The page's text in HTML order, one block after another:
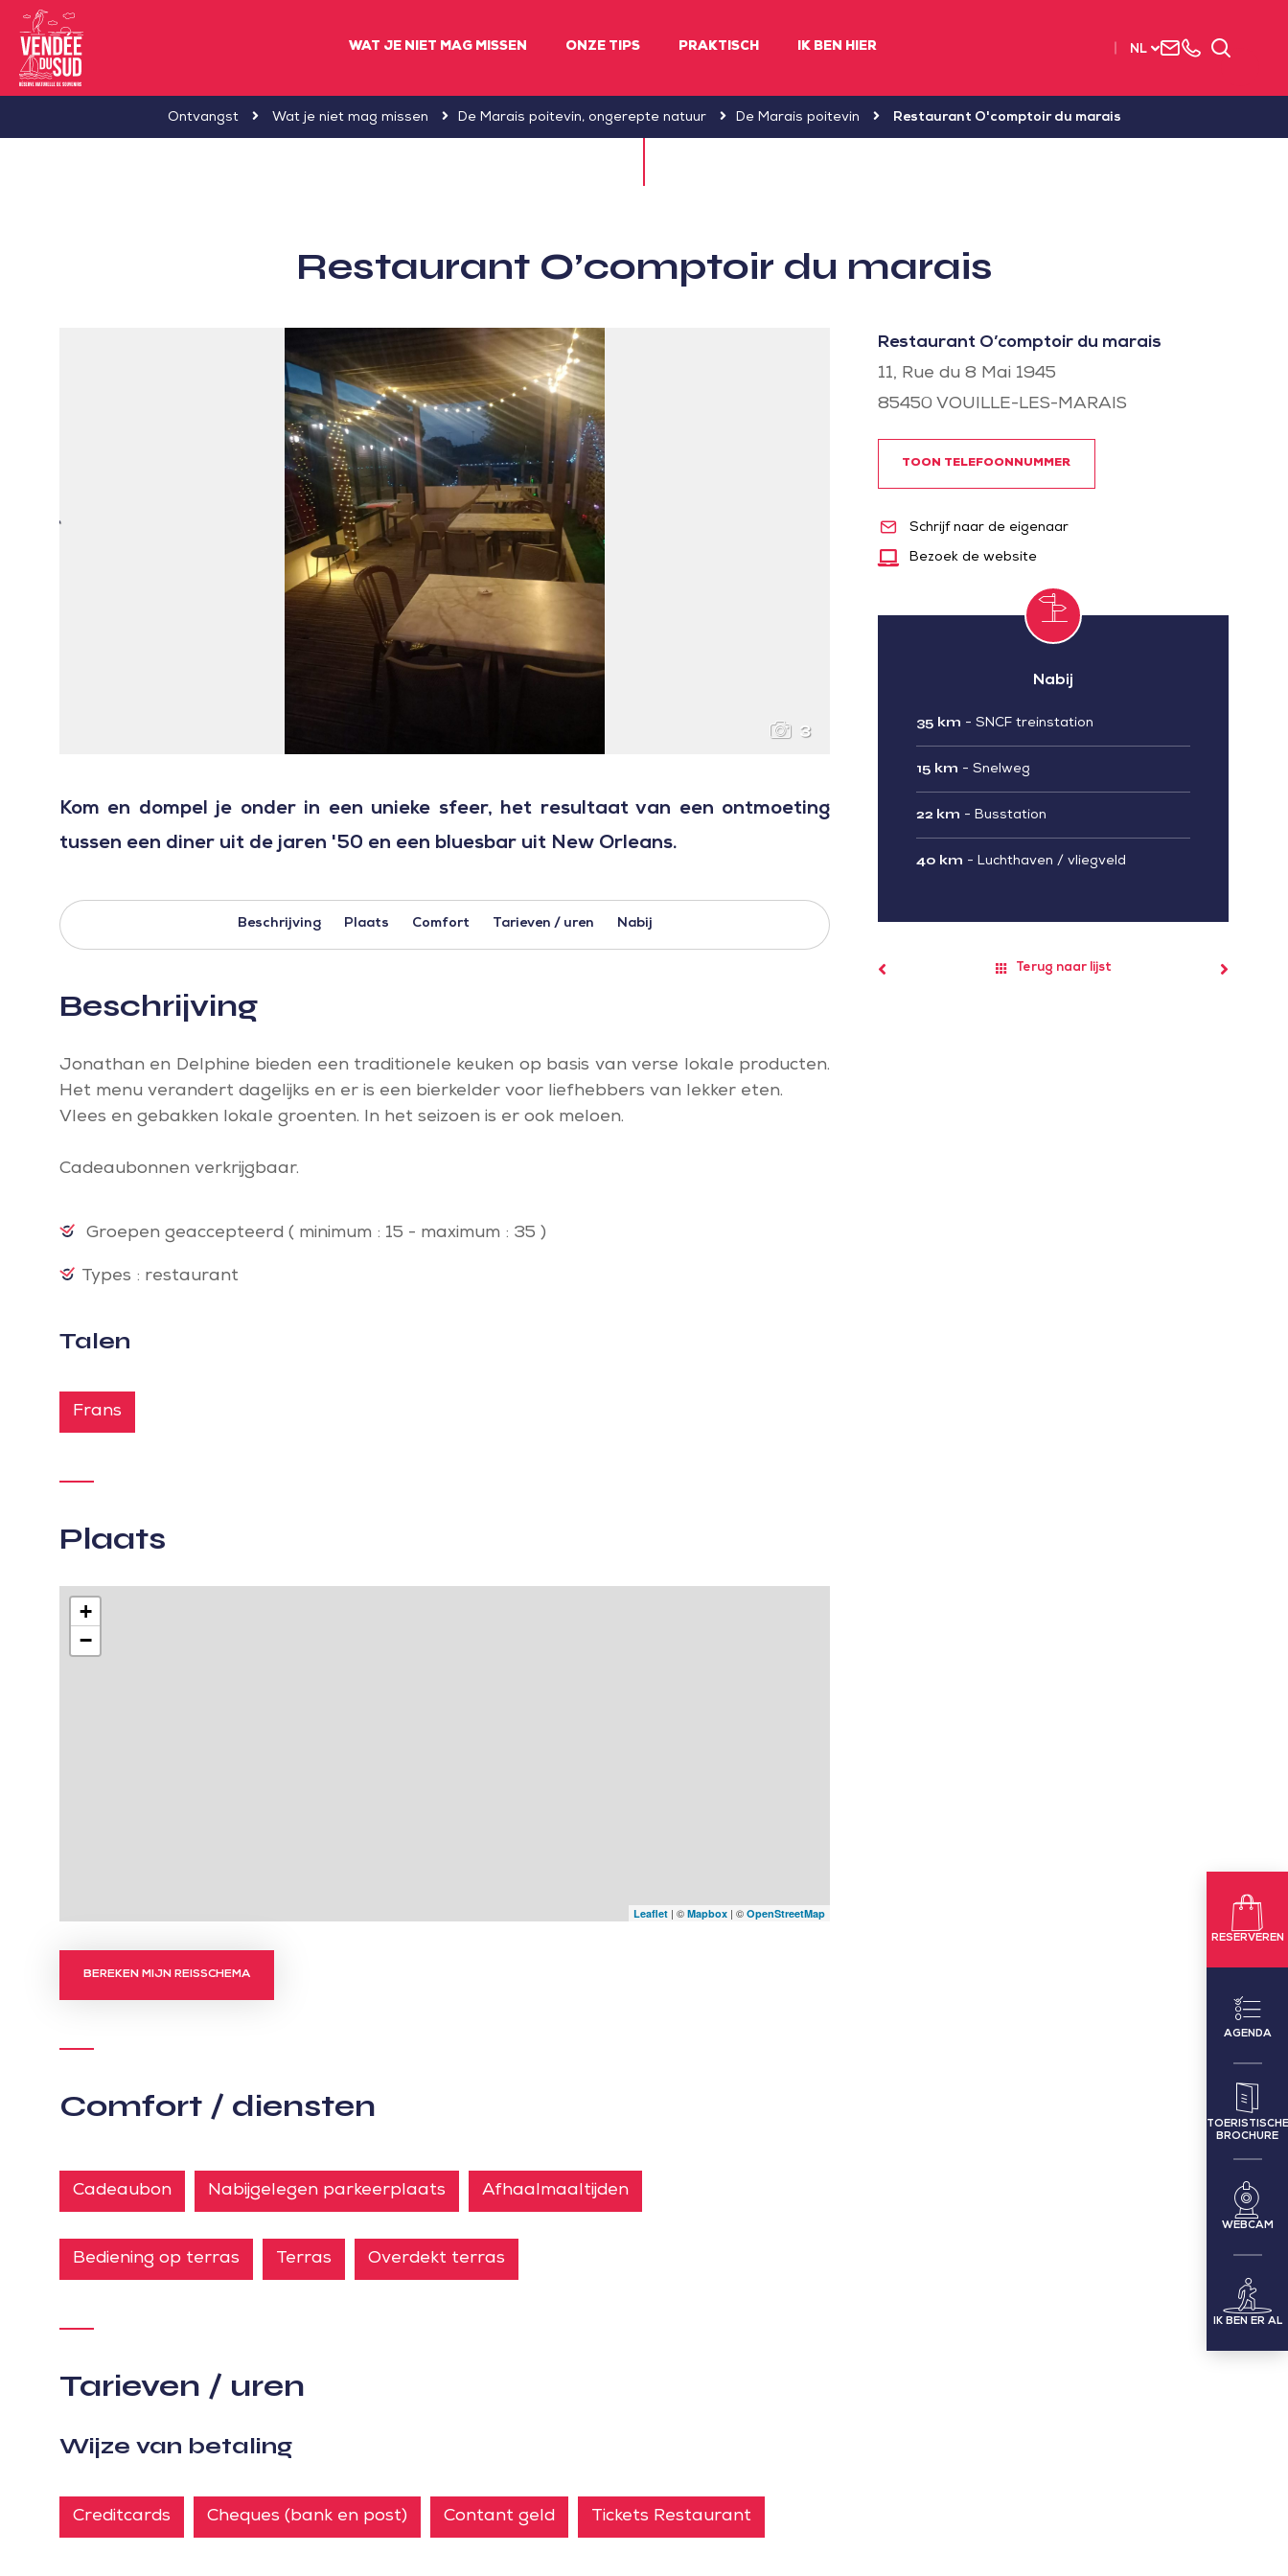
Sud
WAT JE NIET MAG MISSEN ONZE TIPS PRAKTISCH IK BEN HIER NL
Neem
003Zoeken
RESERVEREN
AGENDA
TOERISTISCHE
BROCHURE
WEBCAM
IK BEN ER AL
Ontvangst Wat je niet mag missen De Marais poitevin, ongerepte natuur De Marais poitevin Restaurant O'comptoir du marais
Restaurant O’comptoir du marais
3
Kom en dompel je onder in een unieke sfeer, het resultaat van een ontmoeting
tussen een diner uit de jaren '50 en een bluesbar uit New Orleans.
Beschrijving Plaats Comfort Tarieven / uren Nabij
Beschrijving
Jonathan en Delphine bieden een traditionele keuken op basis van verse lokale producten.
Het menu verandert dagelijks en er is een bierkelder voor liefhebbers van lekker eten.
Vlees en gebakken lokale groenten. In het seizoen is er ook meloen.
Cadeaubonnen verkrijgbaar.
Groepen geaccepteerd ( minimum : 15 - maximum : 35 )
Types : restaurant
Talen
Frans
Plaats
+
−
Leaflet | © Mapbox | © OpenStreetMap
BEREKEN MIJN REISSCHEMA
Comfort / diensten
Cadeaubon Nabijgelegen parkeerplaats Afhaalmaaltijden
Bediening op terras Terras Overdekt terras
Tarieven / uren
Wijze van betaling
Creditcards Cheques (bank en post) Contant geld Tickets Restaurant
Restaurant O’comptoir du marais
11, Rue du 8 Mai 1945
85450 VOUILLE-LES-MARAIS
TOON TELEFOONNUMMER
Schrijf naar de eigenaar
Bezoek de website
Nabij
35 km - SNCF treinstation
15 km - Snelweg
22 km - Busstation
40 km - Luchthaven / vliegveld
Terug naar lijst